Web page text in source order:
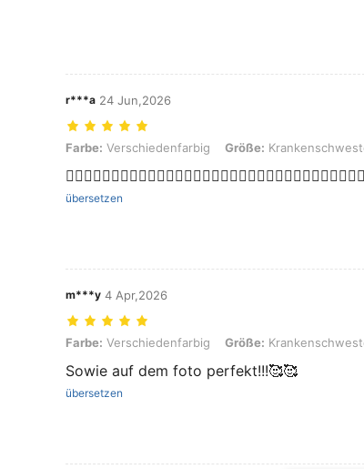
r***a 24 Jun,2026
Farbe: Verschiedenfarbig, Größe: Krankenschwester-
Farbe: Verschiedenfarbig Größe:
übersetzen
m***y 4 Apr,2026
Farbe: Verschiedenfarbig, Größe: Krankenschwester-
Farbe: Verschiedenfarbig Größe:
Sowie auf dem foto perfekt!!!🥰🥰
übersetzen